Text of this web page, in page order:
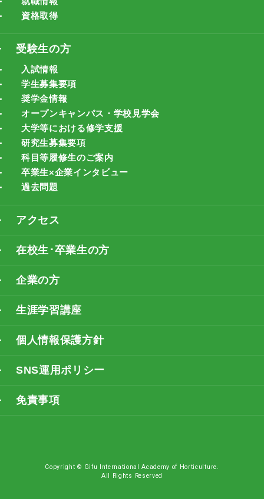
資格取得
受験生の方
入試情報
学生募集要項
奨学金情報
オープンキャンパス・学校見学会
大学等における修学支援
研究生募集要項
科目等履修生のご案内
卒業生×企業インタビュー
過去問題
アクセス
在校生･卒業生の方
企業の方
生涯学習講座
個人情報保護方針
SNS運用ポリシー
免責事項
Copyright © Gifu International Academy of Horticulture.
All Rights Reserved